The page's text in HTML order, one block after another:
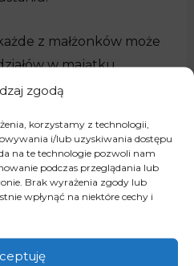
zgodą
korzystamy z technologii,
i/lub uzyskiwania dostępu
na te technologie pozwoli nam
podczas przeglądania lub
Brak wyrażenia zgody lub
wpłynąć na niektóre cechy i
z małżonków może
w majątku
stopnia, w
należy sformułować
tego zaniecha się na
takiego żądania
Warto więc się dobrze
odpowiednim czasie. W